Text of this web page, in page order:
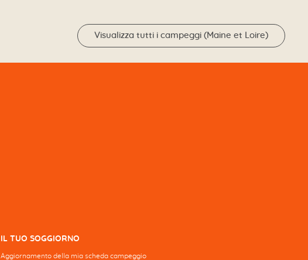
Visualizza tutti i campeggi (Maine et Loire)
IL TUO SOGGIORNO
Aggiornamento della mia scheda campeggio